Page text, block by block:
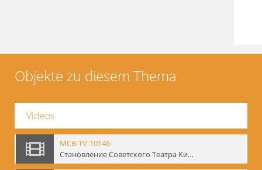
Objekte zu diesem Thema
Videos
MCB-TV-10146
Становление Советского Театра Кино - свидетельства эпохи 1920-1936 / Entstehung des sowjetischen Theaters – kinematografische Zeugnisse 1920-1936 - Interne Signatur: BM-vid-96